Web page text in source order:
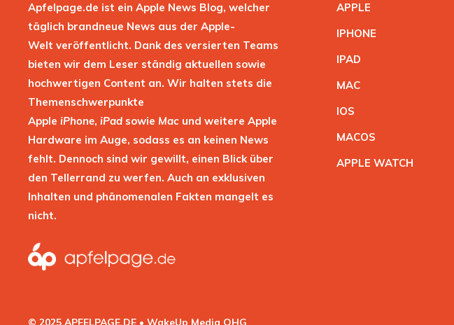
Apfelpage.de ist ein Apple News Blog, welcher
täglich brandneue News aus der Apple-
Welt veröffentlicht. Dank des versierten Teams
bieten wir dem Leser ständig aktuellen sowie
hochwertigen Content an. Wir halten stets die
Themenschwerpunkte
Apple iPhone, iPad sowie Mac und weitere Apple
Hardware im Auge, sodass es an keinen News
fehlt. Dennoch sind wir gewillt, einen Blick über
den Tellerrand zu werfen. Auch an exklusiven
Inhalten und phänomenalen Fakten mangelt es
nicht.
APPLE
IPHONE
IPAD
MAC
IOS
MACOS
APPLE WATCH
© 2025 APFELPAGE.DE • WakeUp Media OHG